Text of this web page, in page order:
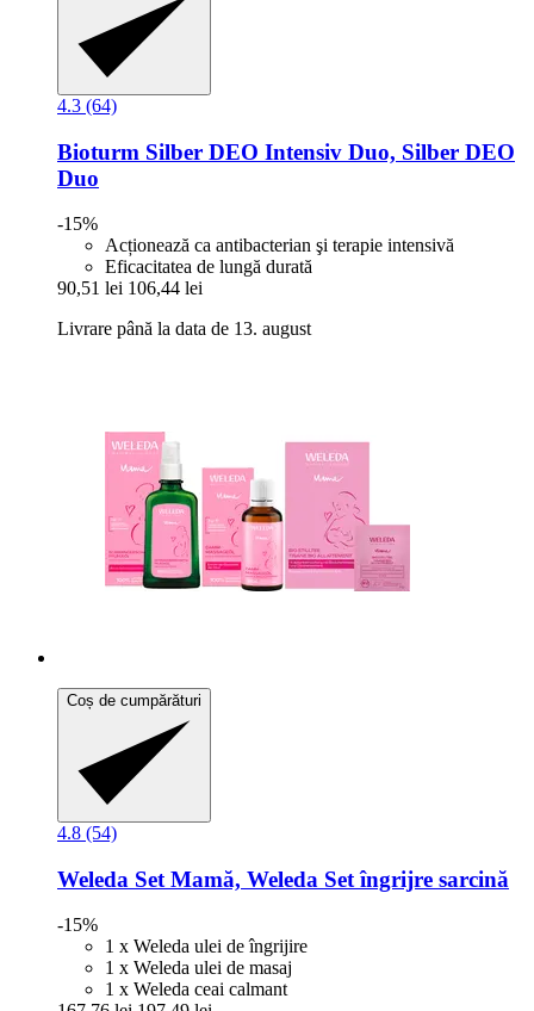
4.3 (64)
Bioturm Silber DEO Intensiv Duo, Silber DEO
Duo
-15%
Acționează ca antibacterian şi terapie intensivă
Eficacitatea de lungă durată
90,51 lei 106,44 lei
Livrare până la data de 13. august
Coș de cumpărături
4.8 (54)
Weleda Set Mamă, Weleda Set îngrijre sarcină
-15%
1 x Weleda ulei de îngrijire
1 x Weleda ulei de masaj
1 x Weleda ceai calmant